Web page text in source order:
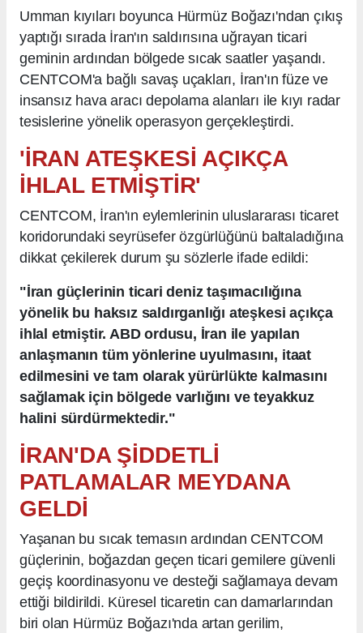
Umman kıyıları boyunca Hürmüz Boğazı'ndan çıkış
yaptığı sırada İran'ın saldırısına uğrayan ticari
geminin ardından bölgede sıcak saatler yaşandı.
CENTCOM'a bağlı savaş uçakları, İran'ın füze ve
insansız hava aracı depolama alanları ile kıyı radar
tesislerine yönelik operasyon gerçekleştirdi.
'İRAN ATEŞKESİ AÇIKÇA
İHLAL ETMİŞTİR'
CENTCOM, İran'ın eylemlerinin uluslararası ticaret
koridorundaki seyrüsefer özgürlüğünü baltaladığına
dikkat çekilerek durum şu sözlerle ifade edildi:
"İran güçlerinin ticari deniz taşımacılığına
yönelik bu haksız saldırganlığı ateşkesi açıkça
ihlal etmiştir. ABD ordusu, İran ile yapılan
anlaşmanın tüm yönlerine uyulmasını, itaat
edilmesini ve tam olarak yürürlükte kalmasını
sağlamak için bölgede varlığını ve teyakkuz
halini sürdürmektedir."
İRAN'DA ŞİDDETLİ
PATLAMALAR MEYDANA
GELDİ
Yaşanan bu sıcak temasın ardından CENTCOM
güçlerinin, boğazdan geçen ticari gemilere güvenli
geçiş koordinasyonu ve desteği sağlamaya devam
ettiği bildirildi. Küresel ticaretin can damarlarından
biri olan Hürmüz Boğazı'nda artan gerilim,